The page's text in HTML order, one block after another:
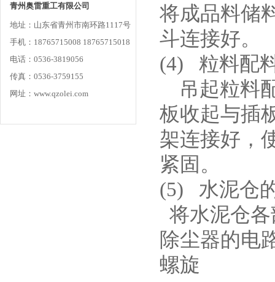
青州奥雷重工有限公司
地址：山东省青州市南环路1117号
手机：18765715008 18765715018
电话：0536-3819056
传真：0536-3759155
网址：www.qzolei.com
将成品料储
斗连接好。
(4)
粒料配
吊起粒料
板收起与插
架连接好，
紧固。
(5)
水泥仓
将水泥仓
除尘器的电
螺旋